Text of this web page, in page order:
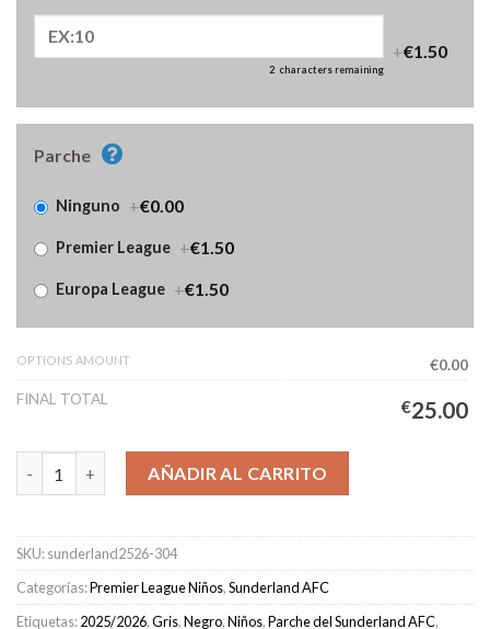
2 characters remaining
+€1.50
Parche
Ninguno +€0.00
Premier League +€1.50
Europa League +€1.50
OPTIONS AMOUNT
€0.00
FINAL TOTAL
€25.00
Camiseta Sunderland Tercera Equipación Niños 2025/2026
AÑADIR AL CARRITO
SKU:sunderland2526-304
Categorías:Premier League Niños,Sunderland AFC
Etiquetas:2025/2026,Gris,Negro,Niños,Parche del Sunderland AFC,